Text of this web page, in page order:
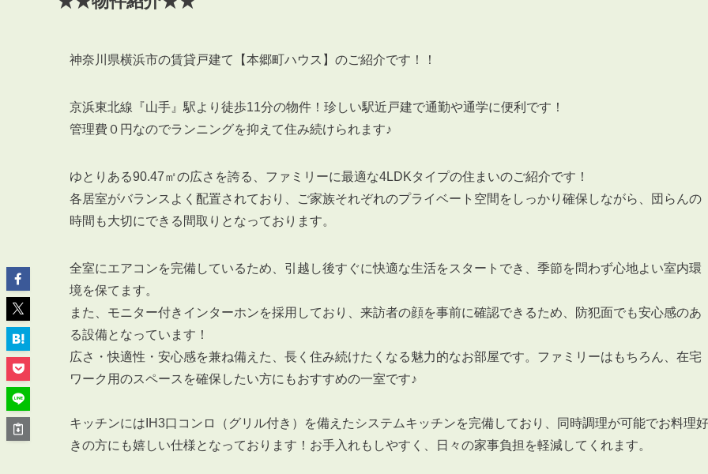
ABOUT私たちについて
企業理念
スタッフ紹介
グループ会社紹介
3POINT空室解消!3つの自信
仲介会社とのネットワークで情報提供力に自信あり
物件プロモーション＆バリューアップリフォーム
SERVICE
管理オーナー様ご紹介制度
投資不動産を売却したい方
マンションの自主管理について
アパートの大規模修繕について
BROKER
会員登録
賃貸仲介会社様向け物件検索ログイン
申し込みから契約の流れ
お問い合わせ
神奈川県横浜市の賃貸戸建て【本郷町ハウス】のご紹介です！！
京浜東北線『山手』駅より徒歩11分の物件！珍しい駅近戸建で通勤や通学に便利です！
管理費０円なのでランニングを抑えて住み続けられます♪
ゆとりある90.47㎡の広さを誇る、ファミリーに最適な4LDKタイプの住まいのご紹介です！
各居室がバランスよく配置されており、ご家族それぞれのプライベート空間をしっかり確保しながら、団らんの
時間も大切にできる間取りとなっております。
全室にエアコンを完備しているため、引越し後すぐに快適な生活をスタートでき、季節を問わず心地よい室内環
境を保てます。
また、モニター付きインターホンを採用しており、来訪者の顔を事前に確認できるため、防犯面でも安心感のあ
る設備となっています！
広さ・快適性・安心感を兼ね備えた、長く住み続けたくなる魅力的なお部屋です。ファミリーはもちろん、在宅
ワーク用のスペースを確保したい方にもおすすめの一室です♪
キッチンにはIH3口コンロ（グリル付き）を備えたシステムキッチンを完備しており、同時調理が可能でお料理好
きの方にも嬉しい仕様となっております！お手入れもしやすく、日々の家事負担を軽減してくれます。